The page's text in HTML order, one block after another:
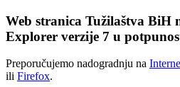
Web stranica Tužilaštva BiH
Explorer verzije 7 u
Preporučujemo nadogradnju na
ili Firefox.